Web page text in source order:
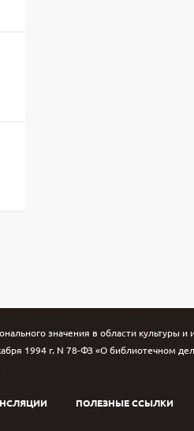
значения в области культуры и
1994 г. N 78-ФЗ «О библиотечном
ПОЛЕЗНЫЕ ССЫЛКИ